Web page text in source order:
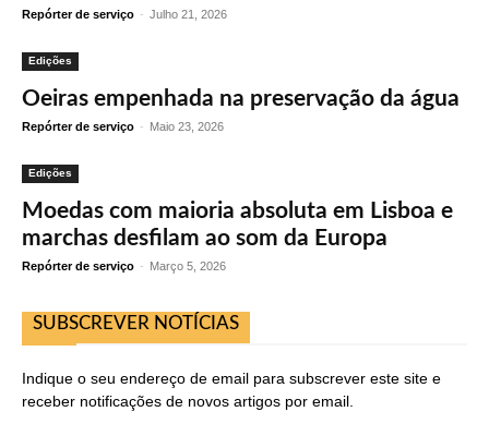
Repórter de serviço - Julho 21, 2026
Edições
Oeiras empenhada na preservação da água
Repórter de serviço - Maio 23, 2026
Edições
Moedas com maioria absoluta em Lisboa e
marchas desfilam ao som da Europa
Repórter de serviço - Março 5, 2026
SUBSCREVER NOTÍCIAS
Indique o seu endereço de email para subscrever este site e
receber notificações de novos artigos por email.